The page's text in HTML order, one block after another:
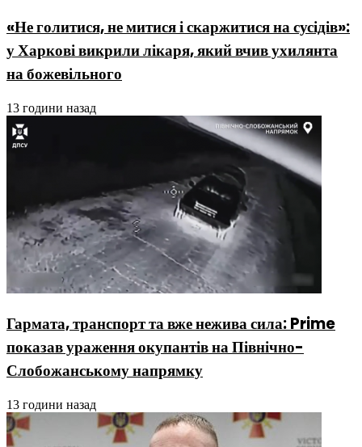
«Не голитися, не митися і скаржитися на сусідів»:
у Харкові викрили лікаря, який вчив ухилянта
на божевільного
13 години назад
Гармата, транспорт та вже нежива сила: Prime
показав ураження окупантів на Північно-
Слобожанському напрямку
13 години назад